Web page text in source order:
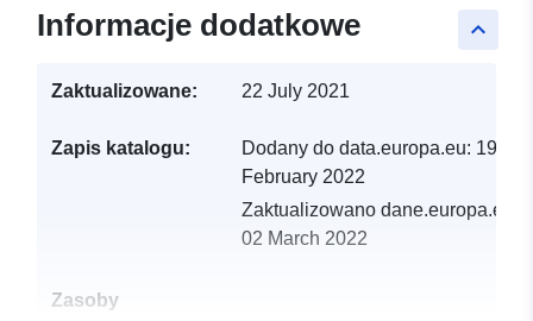
keyboard_arrow_up
Informacje dodatkowe
Zaktualizowane: 22 July 2021
Zapis katalogu: Dodany do data.europa.eu: 19
February 2022
Zaktualizowano dane.europa.eu:
02 March 2022
Zasoby